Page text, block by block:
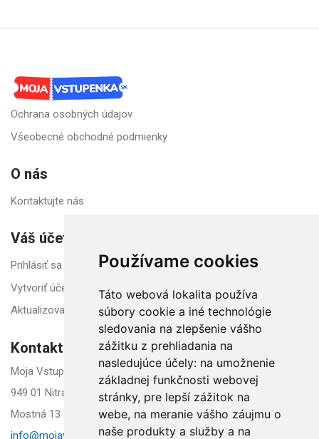
Používame cookies
Táto webová lokalita používa
súbory cookie a iné technológie
sledovania na zlepšenie vášho
zážitku z prehliadania na
nasledujúce účely: na umožnenie
základnej funkčnosti webovej
stránky, pre lepší zážitok na
webe, na meranie vášho záujmu o
naše produkty a služby a na
Ochrana osobných údajov
Všeobecné obchodné podmienky
O nás
Kontaktujte nás
Váš účet
Prihlásiť sa
Vytvoriť účet
Aktualizovať nastavenia cookies
Kontakt
Moja Vstupenka s. r. o.
949 01 Nitra Slovensko
Mostná 13
info@mojavstupenka.sk